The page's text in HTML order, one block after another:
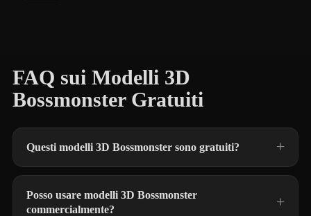
FAQ sui Modelli 3D
Bossmonster Gratuiti
Questi modelli 3D Bossmonster sono gratuiti?
Posso usare modelli 3D Bossmonster
commercialmente?